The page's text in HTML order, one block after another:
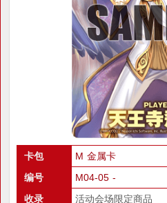
卡包
M 金属卡
编号
M04-05 -
收录
活动会场限定商品